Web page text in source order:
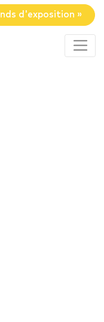
d'exposition »